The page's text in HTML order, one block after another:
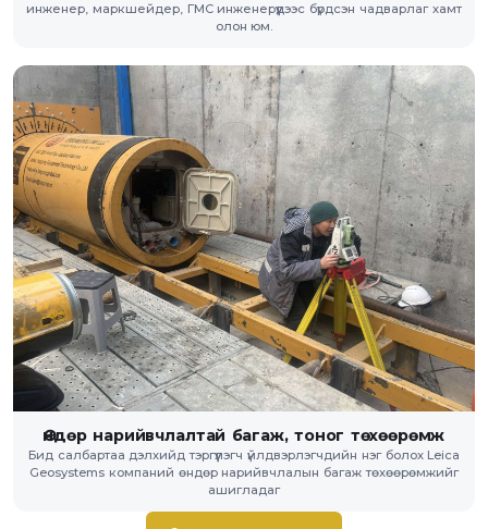
инженер, маркшейдер, ГМС инженерүүдээс бүрдсэн чадварлаг хамт
олон юм.
Өндөр нарийвчлалтай багаж, тоног төхөөрөмж
Бид салбартаа дэлхийд тэргүүлэгч үйлдвэрлэгчдийн нэг болох Leica
Geosystems компаний өндөр нарийвчлалын багаж төхөөрөмжийг
ашигладаг